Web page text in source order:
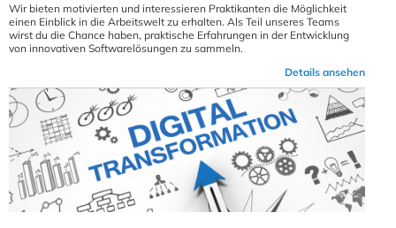
Wir bieten motivierten und interessieren Praktikanten die Möglichkeit
einen Einblick in die Arbeitswelt zu erhalten. Als Teil unseres Teams
wirst du die Chance haben, praktische Erfahrungen in der Entwicklung
von innovativen Softwarelösungen zu sammeln.
Details ansehen